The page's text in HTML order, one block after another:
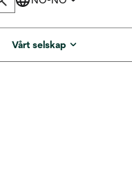
Vårt selskap